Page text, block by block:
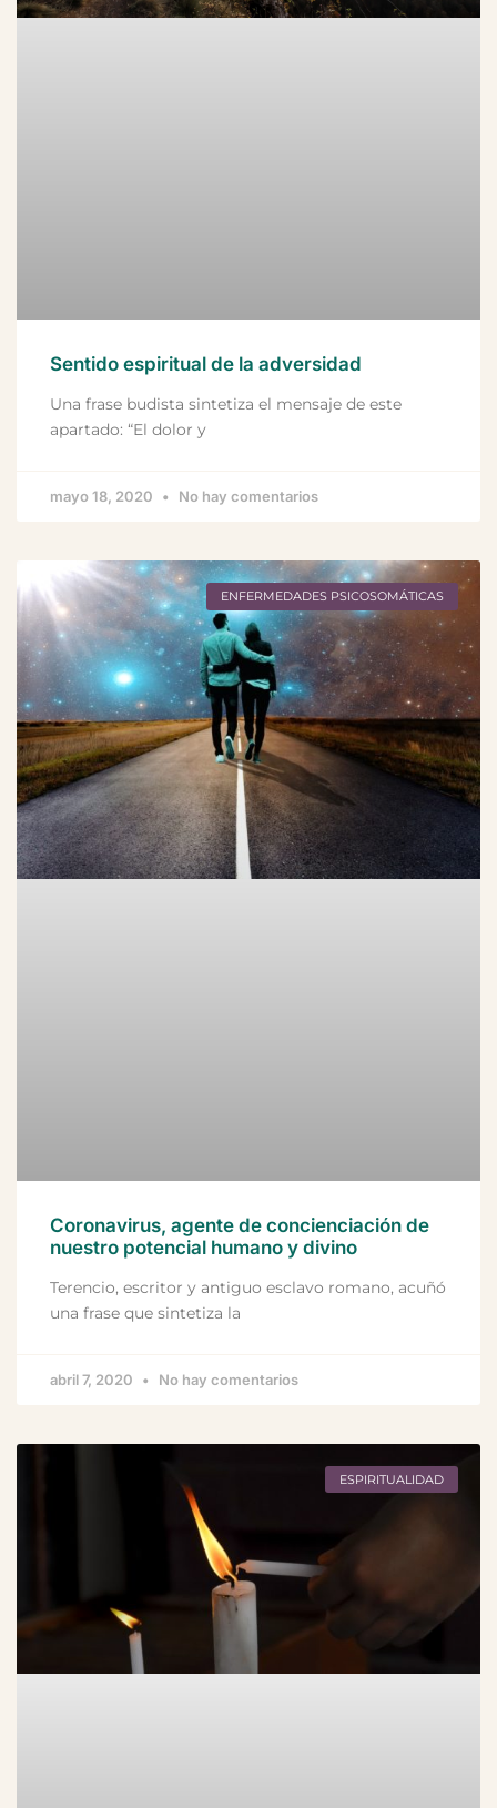
Sentido espiritual de la adversidad
Una frase budista sintetiza el mensaje de este
apartado: “El dolor y
mayo 18, 2020 No hay comentarios
ENFERMEDADES PSICOSOMÁTICAS
Coronavirus, agente de concienciación de
nuestro potencial humano y divino
Terencio, escritor y antiguo esclavo romano, acuñó
una frase que sintetiza la
abril 7, 2020 No hay comentarios
ESPIRITUALIDAD